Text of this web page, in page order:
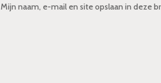
Mijn naam, e-mail en site opslaan in deze